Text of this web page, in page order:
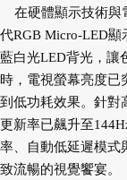
在硬體顯示技術與
代RGB Micro-LED
藍白光LED背光，讓
時，電視螢幕亮度已
到低功耗效果。針對
更新率已飆升至
率、自動低延遲模式
致流暢的視覺饗宴。